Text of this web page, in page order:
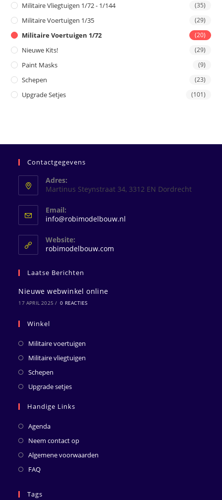
Militaire Vliegtuigen 1/72 - 1/144 (35)
Militaire Voertuigen 1/35 (29)
Militaire Voertuigen 1/72 (20)
Nieuwe Kits! (29)
Paint Masks (9)
Schepen (23)
Upgrade Setjes (101)
Contactgegevens
Adres:
Martinus Steynstraat 34, 3312 EN Dordrecht
Email:
info@robimodelbouw.nl
Website:
robimodelbouw.com
Laatse Berichten
Nieuwe webwinkel online
17 APRIL 2025 / 0 REACTIES
Winkel
Militaire voertuigen
Militaire vliegtuigen
Schepen
Upgrade setjes
Handige Links
Agenda
Neem contact op
Algemene voorwaarden
FAQ
Tags